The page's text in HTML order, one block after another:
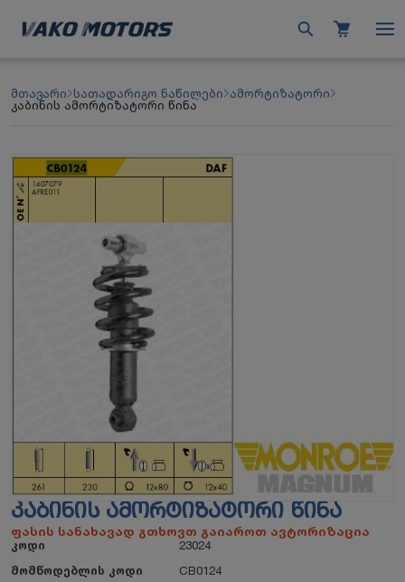
მთავარი სათადარიგო ნაწილები ამორტიზატორი
კაბინის ამორტიზატორი წინა
ᲙᲐᲑᲘᲜᲘᲡ ᲐᲛᲝᲠᲢᲘᲖᲐᲢᲝᲠᲘ ᲬᲘᲜᲐ
ფასის სანახავად გთხოვთ გაიაროთ ავტორიზაცია
კოდი
23024
მომწოდებლის კოდი
CB0124